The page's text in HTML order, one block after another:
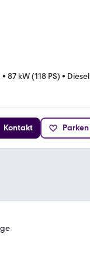
• 87 kW (118 PS) • Diesel
Kontakt Parken